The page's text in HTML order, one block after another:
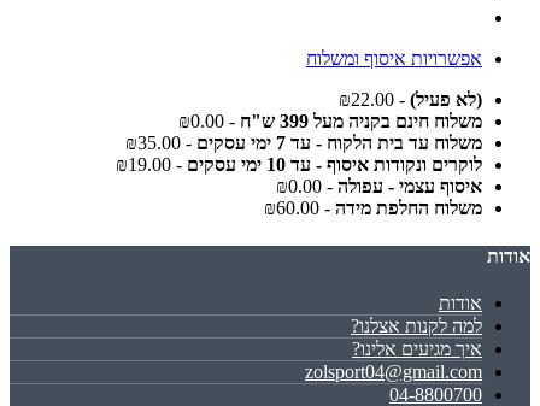
אפשרויות איסוף ומשלוח
(לא פעיל) - ₪22.00
משלוח חינם בקניה מעל 399 ש"ח
- ₪0.00
משלוח עד בית הלקוח - עד 7 ימי עסקים
- ₪35.00
לוקרים ונקודות איסוף - עד 10 ימי עסקים
- ₪19.00
איסוף עצמי - עפולה - ₪0.00
משלוח החלפת מידה - ₪60.00
אודות
אודות
למה לקנות אצלנו?
איך מגיעים אלינו?
zolsport04@gmail.com
04-8800700